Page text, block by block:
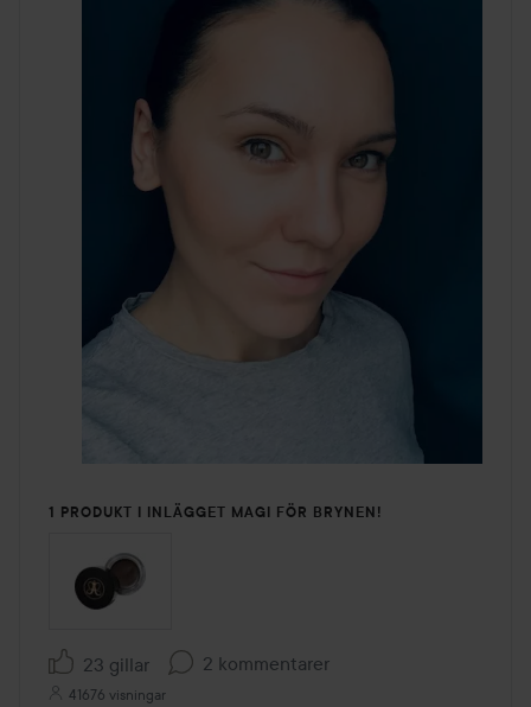
1 PRODUKT I INLÄGGET MAGI FÖR BRYNEN!
23 gillar 2 kommentarer
41676 visningar